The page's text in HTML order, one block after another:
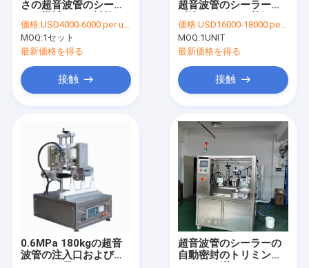
さの超音波管のシーリ
価格:USD4000-6000 per unit
MOQ:1セット
最新価格を得る
接触
超音波管のシーラーの
28pcs/Min
価格:USD16000-18000 per unit
MOQ:1UNIT
最新価格を得る
接触
0.6MPa 180kgの超音
波管の注入口およびシ
超音波管のシーラーの
自動密封のトリミング